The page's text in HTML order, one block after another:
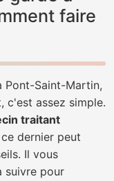
faire
Pont-Saint-Martin,
c'est assez simple.
traitant
dernier peut
Il vous
suivre pour